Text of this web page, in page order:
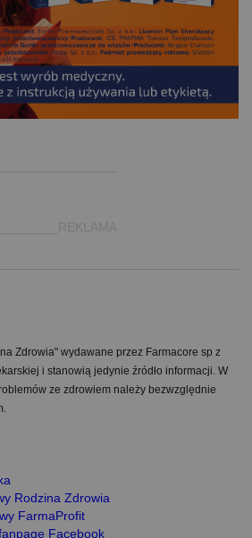
Zdrowia" wydawane przez Farmacore sp z
i stanowią jedynie źródło informacji. W
ze zdrowiem należy bezwzględnie
Rodzina Zdrowia
FarmaProfit
Facebook